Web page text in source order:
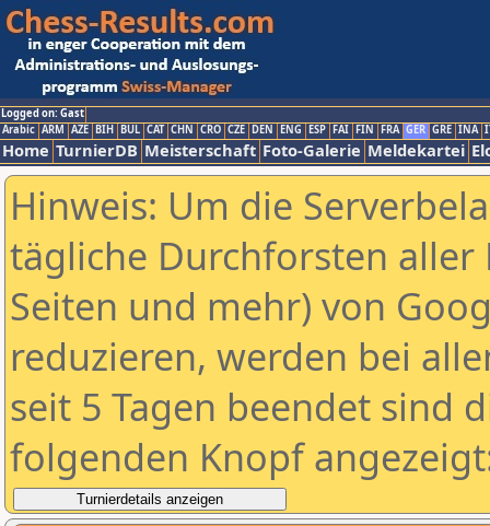
Logged on: Gast
Arabic ARM AZE BIH BUL CAT CHN CRO CZE DEN ENG ESP FAI FIN FRA GER GRE INA
Home TurnierDB Meisterschaft Foto-Galerie Meldekartei
Hinweis: Um die
tägliche Durchforsten aller
Seiten und mehr) von
reduzieren, werden bei
seit 5 Tagen beendet sind
folgenden Knopf